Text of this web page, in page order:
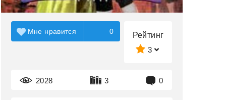
Рейтинг
3
2028 3 0
Мне нравится 0